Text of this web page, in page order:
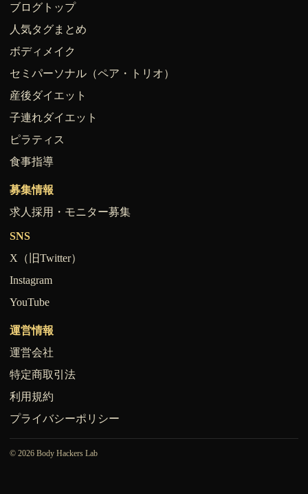
ブログトップ
人気タグまとめ
ボディメイク
セミパーソナル（ペア・トリオ）
産後ダイエット
子連れダイエット
ピラティス
食事指導
募集情報
求人採用・モニター募集
SNS
X（旧Twitter）
Instagram
YouTube
運営情報
運営会社
特定商取引法
利用規約
プライバシーポリシー
© 2026 Body Hackers Lab